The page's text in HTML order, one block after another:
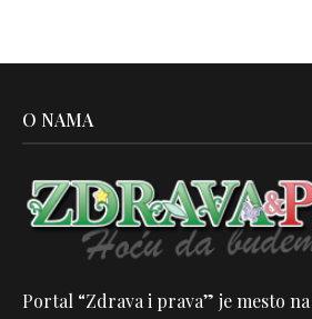
O NAMA
Portal “Zdrava i prava” je mesto